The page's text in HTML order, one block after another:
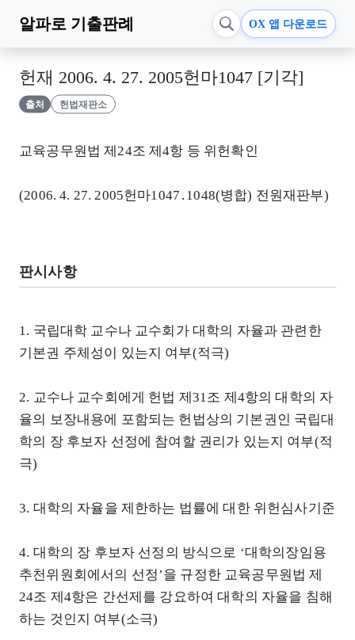
알파로 기출판례 OX 앱 다운로드
헌재 2006. 4. 27. 2005헌마1047 [기각]
출처 헌법재판소
교육공무원법 제24조 제4항 등 위헌확인
(2006. 4. 27. 2005헌마1047․1048(병합) 전원재판부)
판시사항
1. 국립대학 교수나 교수회가 대학의 자율과 관련한
기본권 주체성이 있는지 여부(적극)
2. 교수나 교수회에게 헌법 제31조 제4항의 대학의 자
율의 보장내용에 포함되는 헌법상의 기본권인 국립대
학의 장 후보자 선정에 참여할 권리가 있는지 여부(적
극)
3. 대학의 자율을 제한하는 법률에 대한 위헌심사기준
4. 대학의 장 후보자 선정의 방식으로 ‘대학의장임용
추천위원회에서의 선정’을 규정한 교육공무원법 제
24조 제4항은 간선제를 강요하여 대학의 자율을 침해
하는 것인지 여부(소극)